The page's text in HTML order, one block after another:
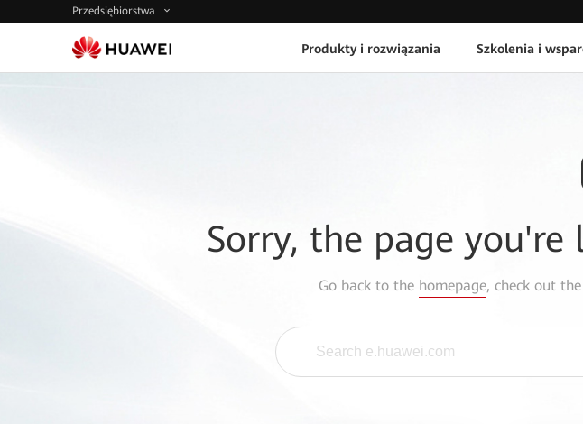
Przedsiębiorstwa
Produkty i rozwiązania Szkolenia i
Sorry, the page
Go back to the homepage, check out